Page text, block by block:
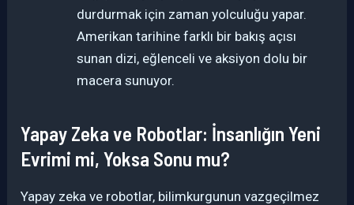
durdurmak için zaman yolculuğu yapar.
Amerikan tarihine farklı bir bakış açısı
sunan dizi, eğlenceli ve aksiyon dolu bir
macera sunuyor.
Yapay Zeka ve Robotlar: İnsanlığın Yeni
Evrimi mi, Yoksa Sonu mu?
Yapay zeka ve robotlar, bilimkurgunun vazgeçilmez